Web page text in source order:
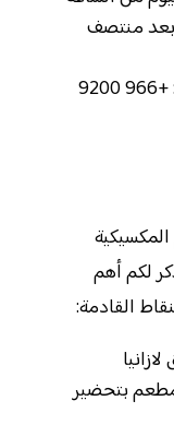
الـ 1:00 ظهرًا وحتى الساعة الـ 1:00 بعد منتصف
رقم التواصل الخاص بهذا المطعم: +966 9200
لكم أهم
القادمة:
بتحضير